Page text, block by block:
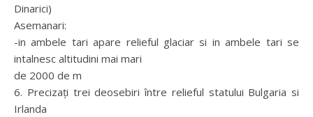
Dinarici)
Asemanari:
-in ambele tari apare relieful glaciar si in ambele tari se
intalnesc altitudini mai mari
de 2000 de m
6. Precizaţi trei deosebiri între relieful statului Bulgaria si
Irlanda